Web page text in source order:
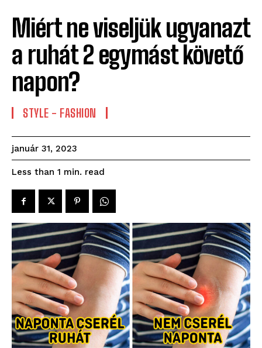
Miért ne viseljük ugyanazt
a ruhát 2 egymást követő
napon?
STYLE - FASHION
január 31, 2023
Less than 1 min. read